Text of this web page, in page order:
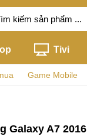
Tivi
Game Mobile
Galaxy A7 2016